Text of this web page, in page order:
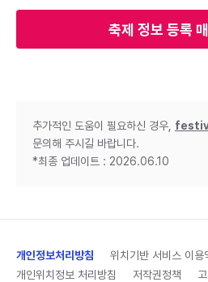
축제 정보 등록
추가적인 도움이 필요하신 경우,
문의해 주시길 바랍니다.
*최종 업데이트 : 2026.06.10
개인정보처리방침
위치기반 서비스 이용
개인위치정보 처리방침
저작권정책